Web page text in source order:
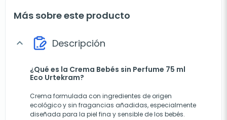
Más sobre este producto
expand_more Descripción
¿Qué es la Crema Bebés sin Perfume 75 ml
Eco Urtekram?
Crema formulada con ingredientes de origen
ecológico y sin fragancias añadidas, especialmente
diseñada para la piel fina y sensible de los bebés.